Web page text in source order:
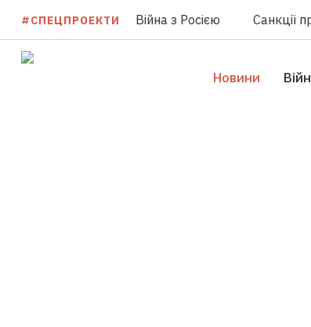
#СПЕЦПРОЕКТИ Війна з Росією Санкції
Новини